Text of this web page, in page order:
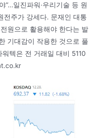
”…일진파워·우리기술 등 원
전주가 강세다. 문재인 대통
원으로 활용해야 한다는 발
기대감이 작용한 것으로 풀
텍은 전 거래일 대비 5110